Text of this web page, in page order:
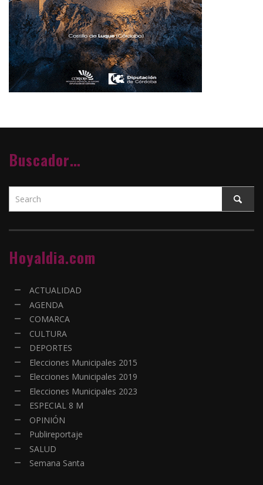
Buscador…
Hoyaldia.com
ACTUALIDAD
AGENDA
COMARCA
CULTURA
DEPORTES
Elecciones Municipales 2015
Elecciones Municipales 2019
Elecciones Municipales 2023
ESPECIAL 8 M
OPINIÓN
Publireportaje
SALUD
Semana Santa